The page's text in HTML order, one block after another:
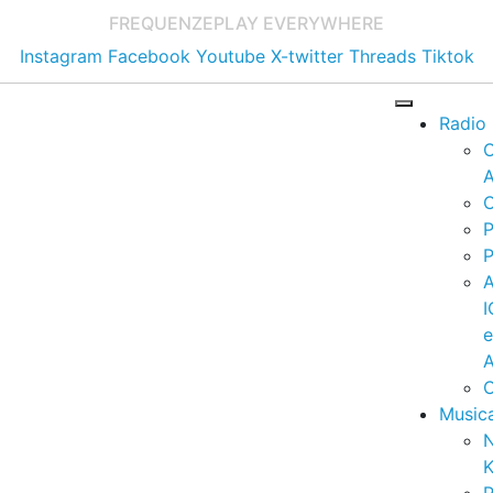
FREQUENZEPLAY EVERYWHERE
Instagram Facebook Youtube X-twitter Threads Tiktok
Radio
e